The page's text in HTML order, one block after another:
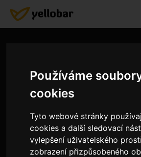
Používáme
cookies
Tyto webové stránky
cookies a další sledovací
vylepšení uživatelského
zobrazení přizpůsobeného